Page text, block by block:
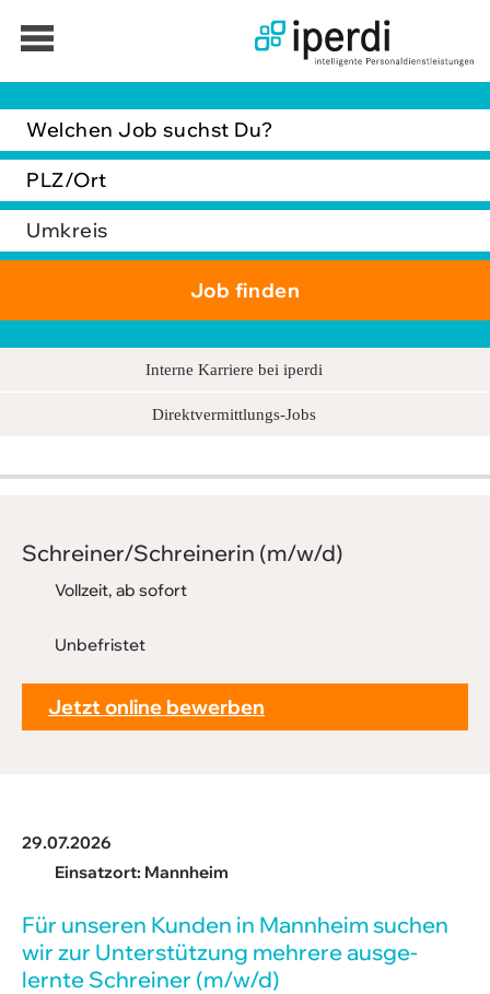
Interne Karriere bei iperdi
Direktvermittlungs-Jobs
Schrei­ner/Schrei­nerin (m/w/d)
Vollzeit, ab sofort
Unbefristet
Jetzt online bewerben
29.07.2026
Einsatzort: Mannheim
Für unseren Kunden in Mann­heim suchen
wir zur Unter­stüt­zung mehrere ausge­
lernte Schreiner (m/w/d)
Jobbörse
Bewerber
Unternehmen
Über iperdi
FAQ
Sitemap
Datenschutz